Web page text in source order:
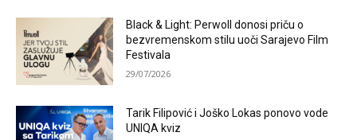
Black & Light: Perwoll donosi priču o
bezvremenskom stilu uoči Sarajevo Film
Festivala
29/07/2026
Tarik Filipović i Joško Lokas ponovo vode
UNIQA kviz